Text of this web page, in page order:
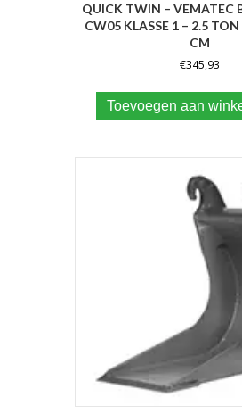
QUICK TWIN – VEMATEC
CW05 KLASSE 1 – 2.5 TON
CM
€345,93
Toevoegen aan